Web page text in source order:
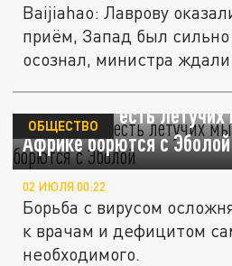
Baijiahao: Лаврову
приём, Запад был
осознал, министра ждали
Прекратите есть
Африке борются с Эболой
ОБЩЕСТВО
02 ИЮЛЯ 00:22
Борьба с вирусом
к врачам и дефицитом
необходимого.